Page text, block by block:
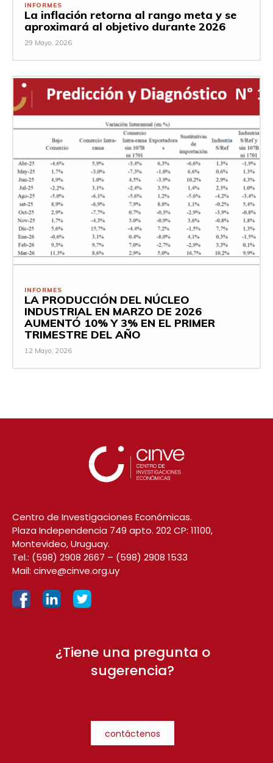
INFORMES
La inflación retorna al rango meta y se
aproximará al objetivo durante 2026
29 Mayo, 2026
INFORMES
LA PRODUCCIÓN DEL NÚCLEO
INDUSTRIAL EN MARZO DE 2026
AUMENTÓ 10% Y 3% EN EL PRIMER
TRIMESTRE DEL AÑO
12 Mayo, 2026
Centro de Investigaciones Económicas.
Plaza Independencia 749 apto. 202 CP: 11100,
Montevideo, Uruguay.
Tel.: (598) 2908 2667 – (598) 2908 1533
Mail: cinve@cinve.org.uy
¿Tiene una pregunta o
sugerencia?
contáctenos